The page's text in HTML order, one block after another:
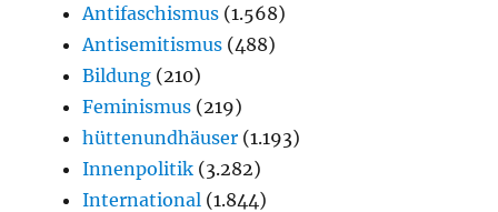
Antifaschismus (1.568)
Antisemitismus (488)
Bildung (210)
Feminismus (219)
hüttenundhäuser (1.193)
Innenpolitik (3.282)
International (1.844)